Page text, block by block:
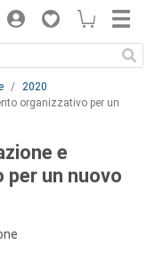
2020
organizzativo per un
e
un nuovo